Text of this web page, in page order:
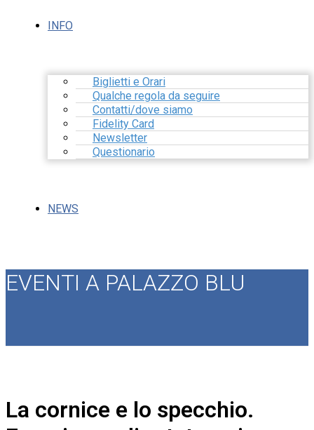
INFO
Biglietti e Orari
Qualche regola da seguire
Contatti/dove siamo
Fidelity Card
Newsletter
Questionario
NEWS
EVENTI A PALAZZO BLU
La cornice e lo specchio.